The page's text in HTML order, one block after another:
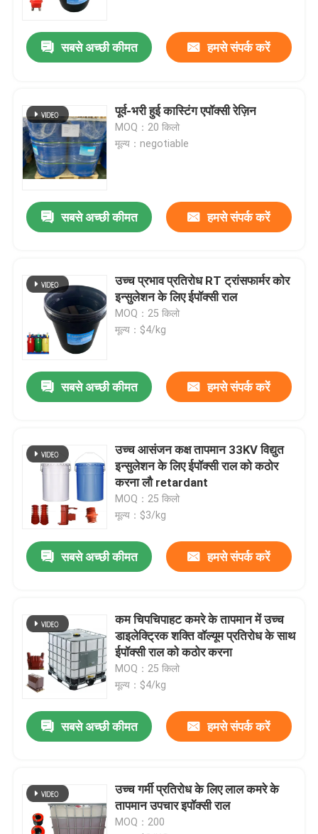
सबसे अच्छी कीमत हमसे संपर्क करें
पूर्व-भरी हुई कास्टिंग एपॉक्सी रेज़िन
MOQ：20 किलो
मूल्य：negotiable
सबसे अच्छी कीमत हमसे संपर्क करें
उच्च प्रभाव प्रतिरोध RT ट्रांसफार्मर कोर
इन्सुलेशन के लिए ईपॉक्सी राल
MOQ：25 किलो
मूल्य：$4/kg
सबसे अच्छी कीमत हमसे संपर्क करें
उच्च आसंजन कक्ष तापमान 33KV विद्युत
इन्सुलेशन के लिए ईपॉक्सी राल को कठोर
करना लौ retardant
MOQ：25 किलो
मूल्य：$3/kg
सबसे अच्छी कीमत हमसे संपर्क करें
कम चिपचिपाहट कमरे के तापमान में उच्च
डाइलेक्ट्रिक शक्ति वॉल्यूम प्रतिरोध के साथ
ईपॉक्सी राल को कठोर करना
MOQ：25 किलो
मूल्य：$4/kg
सबसे अच्छी कीमत हमसे संपर्क करें
उच्च गर्मी प्रतिरोध के लिए लाल कमरे के
तापमान उपचार इपॉक्सी राल
MOQ：200